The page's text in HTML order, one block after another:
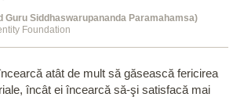
Guru Siddhaswarupananda Paramahamsa)
Foundation
atât de mult să găsească fericirea
încât ei încearcă să-şi satisfacă mai